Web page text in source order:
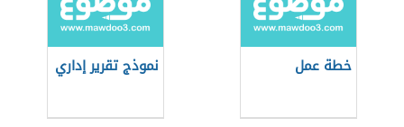
خطة عمل نموذج تقرير إداري